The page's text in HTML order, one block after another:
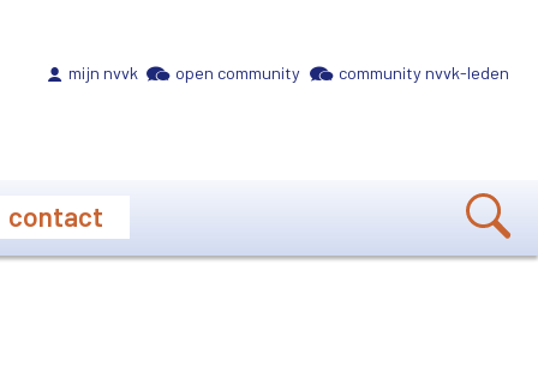
mijn nvvk open community community nvvk-leden
contact